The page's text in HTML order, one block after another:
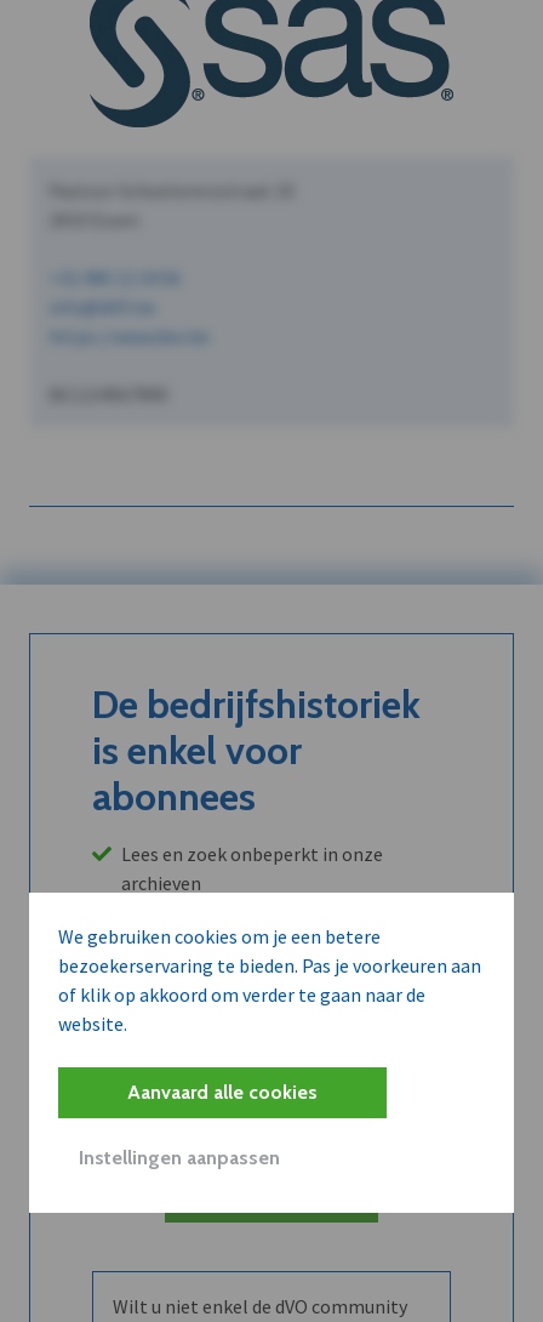
We gebruiken cookies om je een betere
bezoekerservaring te bieden. Pas je voorkeuren aan
of klik op akkoord om verder te gaan naar de
website.
Aanvaard alle cookies
Instellingen aanpassen
De bedrijfshistoriek
is enkel voor
abonnees
Lees en zoek onbeperkt in onze
archieven
Ontvang informatie over leads,
klanten, concurrenten en/of partners
Maandelijks opzegbaar
Ontdek alle voordelen
Wilt u niet enkel de dVO community